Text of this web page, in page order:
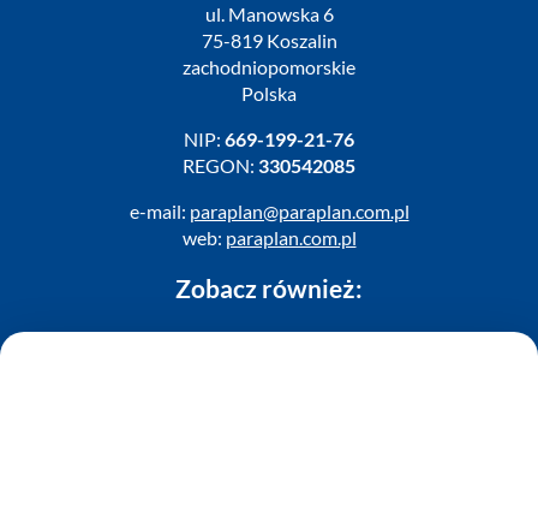
ul. Manowska 6
75-819 Koszalin
zachodniopomorskie
Polska
NIP: 669-199-21-76
REGON: 330542085
e-mail: paraplan@paraplan.com.pl
web: paraplan.com.pl
Zobacz również: